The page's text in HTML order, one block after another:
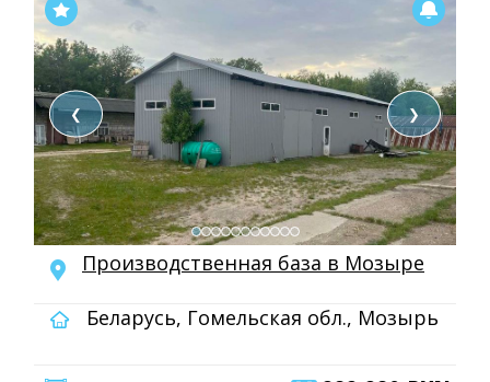
❮ ❯
Производственная база в Мозыре
Беларусь, Гомельская обл., Мозырь